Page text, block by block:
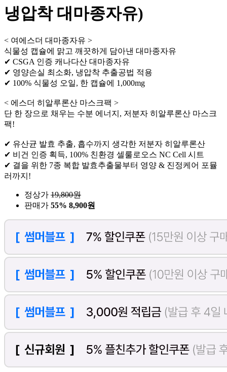
냉압착 대마종자유)
< 여에스더 대마종자유 >
식물성 캡슐에 맑고 깨끗하게 담아낸 대마종자유
✔ CSGA 인증 캐나다산 대마종자유
✔ 영양손실 최소화, 냉압착 추출공법 적용
✔ 100% 식물성 오일, 한 캡슐에 1,000mg
< 에스더 히알루론산 마스크팩 >
단 한 장으로 채우는 수분 에너지, 저분자 히알루론산 마스크
팩!
✔ 유산균 발효 추출, 흡수까지 생각한 저분자 히알루론산
✔ 비건 인증 획득, 100% 친환경 셀룰로오스 NC Cell 시트
✔ 결을 위한 7종 복합 발효추출물부터 영양 & 진정케어 포뮬
러까지!
정상가 19,800원
판매가 55% 8,900원